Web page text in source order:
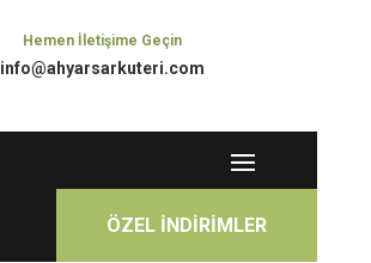
Hemen İletişime Geçin
info@ahyarsarkuteri.com
ÖZEL İNDİRİMLER